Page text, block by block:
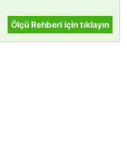
Ölçü Rehberi için tıklayın